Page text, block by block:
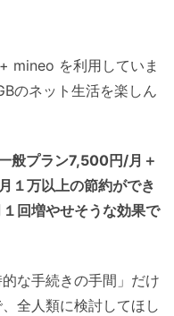
mineo を利用していま
のネット生活を楽しん
般プラン7,500円/月＋
万以上の節約ができ
回増やせそうな効果で
な手続きの手間」だけ
全人類に検討してほし